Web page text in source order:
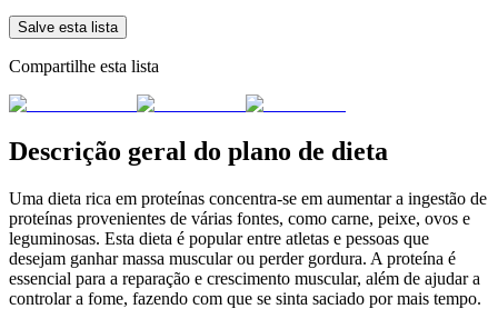
Salve esta lista
Compartilhe esta lista
Descrição geral do plano de dieta
Uma dieta rica em proteínas concentra-se em aumentar a ingestão de
proteínas provenientes de várias fontes, como carne, peixe, ovos e
leguminosas. Esta dieta é popular entre atletas e pessoas que
desejam ganhar massa muscular ou perder gordura. A proteína é
essencial para a reparação e crescimento muscular, além de ajudar a
controlar a fome, fazendo com que se sinta saciado por mais tempo.